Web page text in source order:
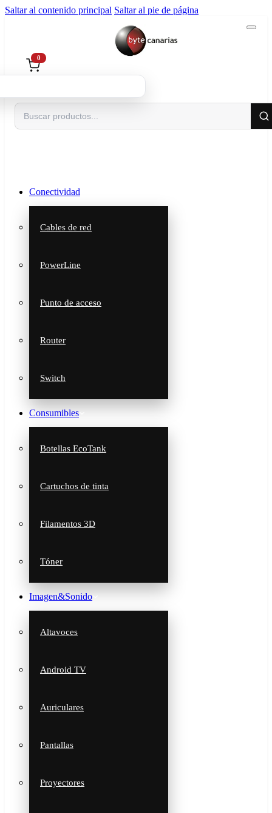
Saltar al contenido principal Saltar al pie de página
Buscar
0
Conectividad
Cables de red
PowerLine
Punto de acceso
Router
Switch
Consumibles
Botellas EcoTank
Cartuchos de tinta
Filamentos 3D
Tóner
Imagen&Sonido
Altavoces
Android TV
Auriculares
Pantallas
Proyectores